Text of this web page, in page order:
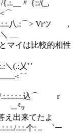
{::/(_,
.:⌒> Vrツ ,
__
較的相性
＼(.:乂' '
＼ ........<⌒
込⌒ r
＼〉 ...㍉
来てたよ
.:.:.个: .. `ー